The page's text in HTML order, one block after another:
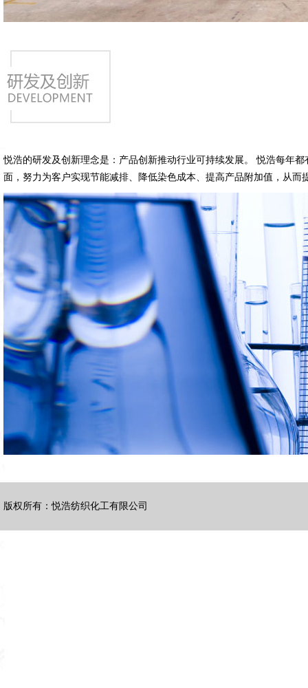
悦浩的研发及创新理念是：产品创新推动行业可持续发展。 悦浩每年
面，努力为客户实现节能减排、降低染色成本、提高产品附加值，从而
版权所有：悦浩纺织化工有限公司